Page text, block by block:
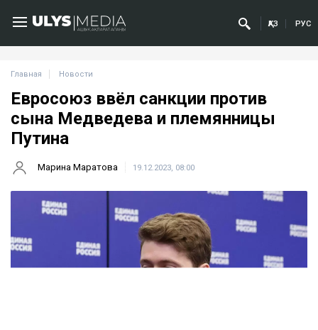
ҚАЗ РУС
Главная Новости
Евросоюз ввёл санкции против
сына Медведева и племянницы
Путина
Марина Маратова 19.12.2023, 08:00